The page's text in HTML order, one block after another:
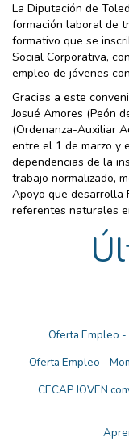
La Diputación de
formación laboral de
formativo que se
Social Corporativa,
empleo de jóvenes
Gracias a este
Josué Amores (Peón
(Ordenanza-Auxiliar
entre el 1 de marzo y
dependencias de la
trabajo normalizado,
Apoyo que desarrolla
referentes naturales
Oferta Empleo
Oferta Empleo -
CECAP JOVEN